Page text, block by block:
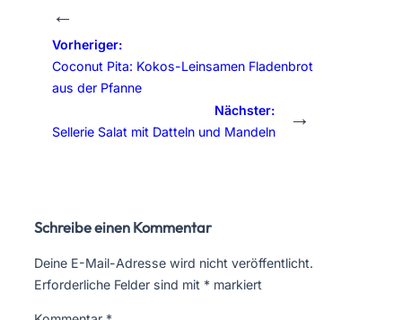
←
Vorheriger:
Coconut Pita: Kokos-Leinsamen Fladenbrot
aus der Pfanne
Nächster:
Sellerie Salat mit Datteln und Mandeln
→
Schreibe einen Kommentar
Deine E-Mail-Adresse wird nicht veröffentlicht.
Erforderliche Felder sind mit * markiert